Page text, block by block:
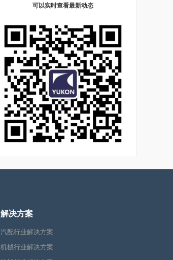
可以实时查看最新动态
解决方案
汽配行业解决方案
机械行业解决方案